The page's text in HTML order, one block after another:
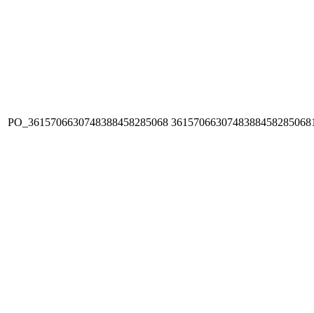
PO_3615706630748388458285068